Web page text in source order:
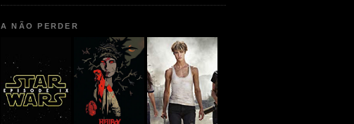
A NÃO PERDER